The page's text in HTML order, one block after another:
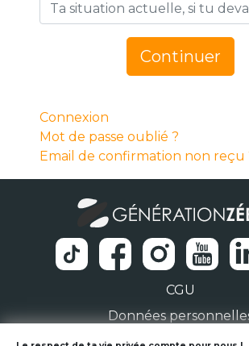
Continuer
Connexion
Mot de passe oublié ?
Email de confirmation non reçu
CGU
Données